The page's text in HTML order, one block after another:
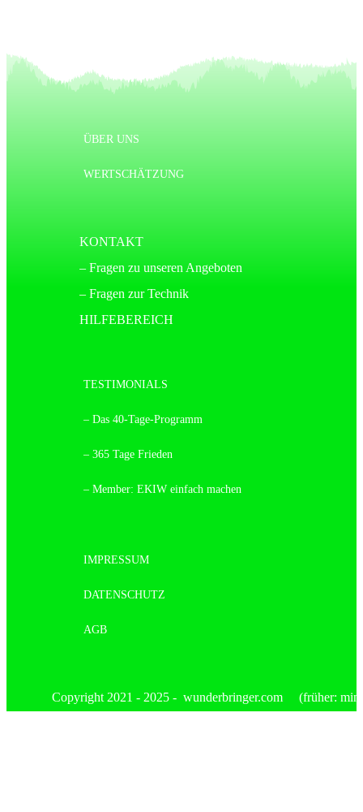
ÜBER UNS
WERTSCHÄTZUNG
KONTAKT
– Fragen zu unseren Angeboten
– Fragen zur Technik
HILFEBEREICH
TESTIMONIALS
– Das 40-Tage-Programm
– 365 Tage Frieden
– Member: EKIW einfach machen
IMPRESSUM
DATENSCHUTZ
AGB
Copyright 2021 - 2025 - wunderbringer.com (früher: